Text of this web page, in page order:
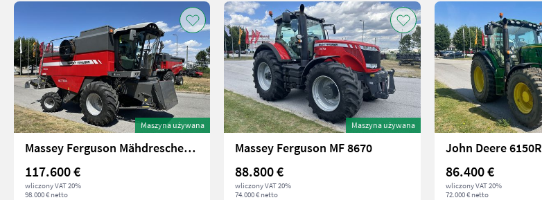
Maszyna używana
Massey Ferguson Mähdrescher MF 7344 ACTIVA
117.600 €
wliczony VAT 20%
98.000 € netto
Maszyna używana
Massey Ferguson MF 8670
88.800 €
wliczony VAT 20%
74.000 € netto
John Deere 6150R
86.400 €
wliczony VAT 20%
72.000 € netto